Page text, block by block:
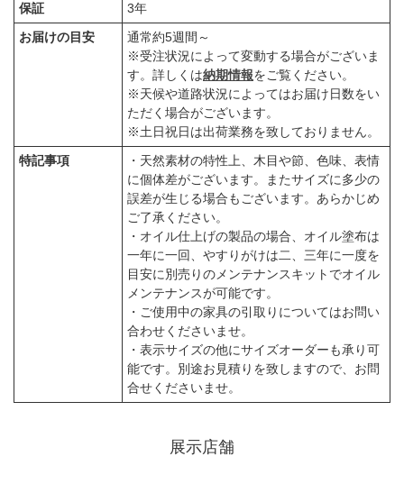
保証
3年
お届けの目安
通常約5週間～
※受注状況によって変動する場合がございま
す。詳しくは納期情報をご覧ください。
※天候や道路状況によってはお届け日数をい
ただく場合がございます。
※土日祝日は出荷業務を致しておりません。
特記事項
・天然素材の特性上、木目や節、色味、表情
に個体差がございます。またサイズに多少の
誤差が生じる場合もございます。あらかじめ
ご了承ください。
・オイル仕上げの製品の場合、オイル塗布は
一年に一回、やすりがけは二、三年に一度を
目安に別売りのメンテナンスキットでオイル
メンテナンスが可能です。
・ご使用中の家具の引取りについてはお問い
合わせくださいませ。
・表示サイズの他にサイズオーダーも承り可
能です。別途お見積りを致しますので、お問
合せくださいませ。
展示店舗